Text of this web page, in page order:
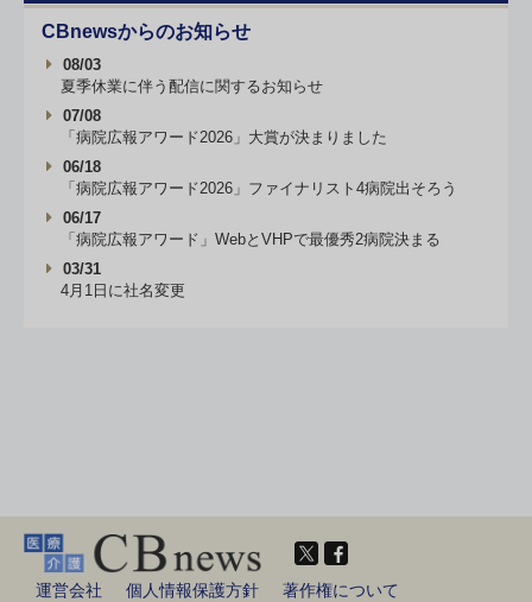
CBnewsからのお知らせ
08/03
夏季休業に伴う配信に関するお知らせ
07/08
「病院広報アワード2026」大賞が決まりました
06/18
「病院広報アワード2026」ファイナリスト4病院出そろう
06/17
「病院広報アワード」WebとVHPで最優秀2病院決まる
03/31
4月1日に社名変更
運営会社 個人情報保護方針 著作権について